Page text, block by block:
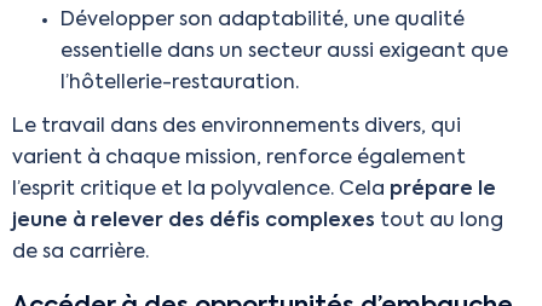
Développer son adaptabilité, une qualité
essentielle dans un secteur aussi exigeant que
l’hôtellerie-restauration.
Le travail dans des environnements divers, qui
varient à chaque mission, renforce également
l’esprit critique et la polyvalence. Cela prépare le
jeune à relever des défis complexes tout au long
de sa carrière.